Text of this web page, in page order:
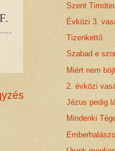
Szent
Évközi 3.
Tizenkettő
Szabad e
Miért nem
2. évközi
Jézus pedig
Mindenki